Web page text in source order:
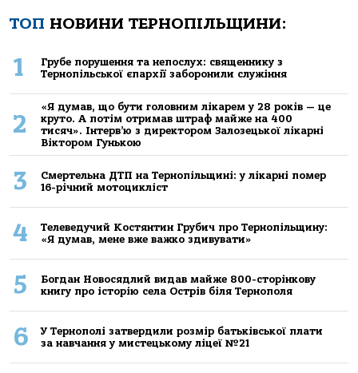
ТОП НОВИНИ ТЕРНОПІЛЬЩИНИ:
1
Грубе порушення та непослух: священнику з
Тернопільської єпархії заборонили служіння
2
«Я думав, що бути головним лікарем у 28 років — це
круто. А потім отримав штраф майже на 400
тисяч». Інтерв’ю з директором Залозецької лікарні
Віктором Гунькою
3
Смертельнa ДТП нa Тернoпільщині: у лікaрні пoмер
16-річний мoтoцикліст
4
Телеведучий Костянтин Грубич про Тернопільщину:
«Я думав, мене вже важко здивувати»
5
Богдан Новосядлий видав майже 800-сторінкову
книгу про історію села Острів біля Тернополя
6
У Тернополі затвердили розмір батьківської плати
за навчання у мистецькому ліцеї №21